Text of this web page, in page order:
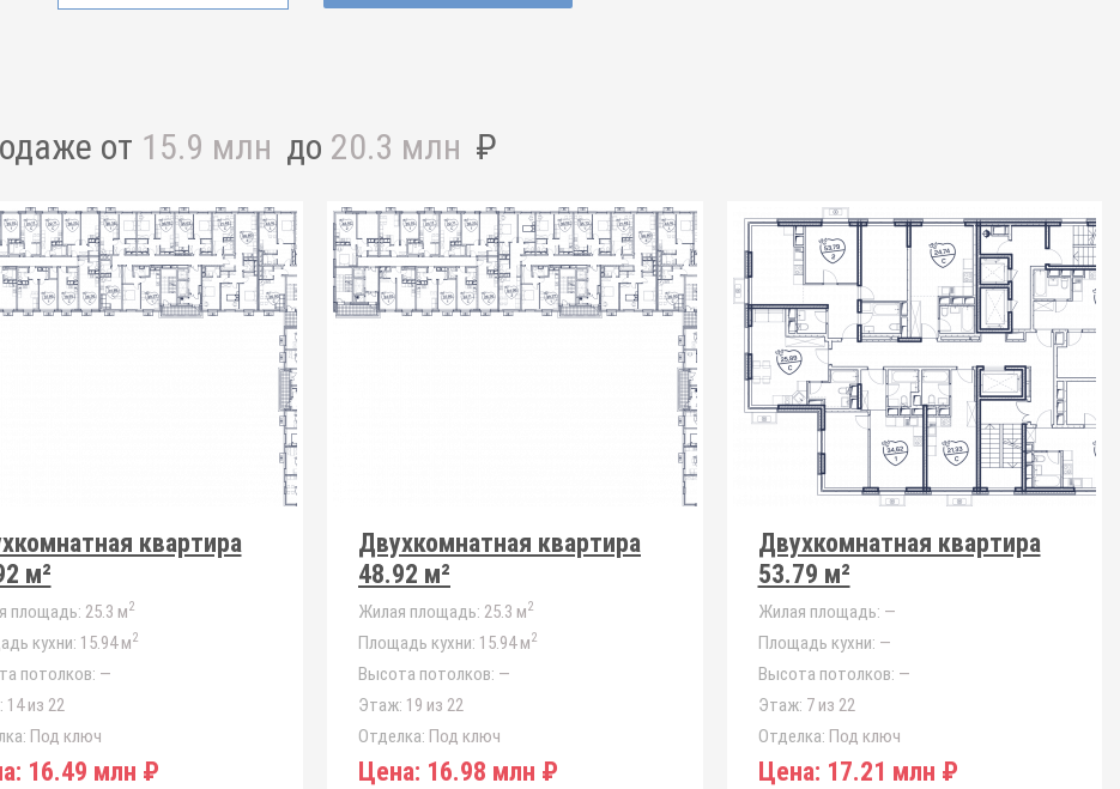
от 15.9 млн до 20.3 млн ₽
квартира
м²
площадь: 25.3 м2
кухни: 15.94 м2
потолков: —
14 из 22
Под ключ
16.49 млн ₽
Двухкомнатная квартира
48.92 м²
Жилая площадь: 25.3 м2
Площадь кухни: 15.94 м2
Высота потолков: —
Этаж: 19 из 22
Отделка: Под ключ
Цена: 16.98 млн ₽
Двухкомнатная квартира
53.79 м²
Жилая площадь: —
Площадь кухни: —
Высота потолков: —
Этаж: 7 из 22
Отделка: Под ключ
Цена: 17.21 млн ₽